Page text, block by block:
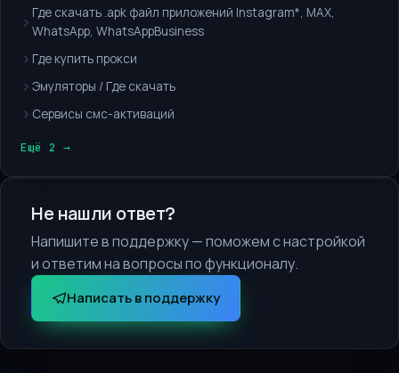
Где скачать .apk файл приложений Instagram*, MAX,
WhatsApp, WhatsAppBusiness
Где купить прокси
Эмуляторы / Где скачать
Сервисы смс-активаций
Ещё 2 →
Не нашли ответ?
Напишите в поддержку — поможем с настройкой
и ответим на вопросы по функционалу.
Написать в поддержку